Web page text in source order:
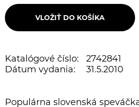
Katalógové číslo:
2742841
Dátum vydania:
31.5.2010
Populárna slovenská